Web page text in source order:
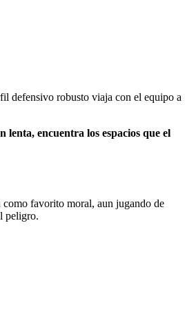
defensivo robusto viaja con el equipo a
encuentra los espacios que el
como favorito moral, aun jugando de
peligro.